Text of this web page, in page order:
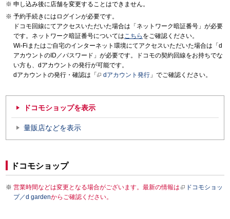
申し込み後に店舗を変更することはできません。
予約手続きにはログインが必要です。
ドコモ回線にてアクセスいただいた場合は「ネットワーク暗証番号」が必要
です。ネットワーク暗証番号についてはこちら をご確認ください。
Wi-Fiまたはご自宅のインターネット環境にてアクセスいただいた場合は「d
アカウントのID／パスワード」が必要です。ドコモの契約回線をお持ちでな
い方も、dアカウントの発行が可能です。
dアカウントの発行・確認は「
dアカウント発行 」でご確認ください。
ドコモショップを表示
量販店などを表示
ドコモショップ
営業時間などは変更となる場合がございます。最新の情報は
ドコモショッ
プ／d gardenからご確認ください。